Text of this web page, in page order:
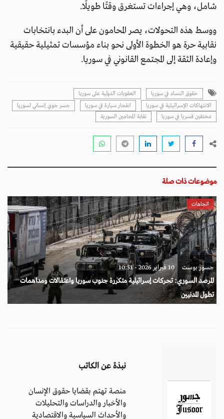
شامل، وهي إجراءات تستغرق وقتًا طويلًا.
ووسط هذه التحولات، يصر المحامون على أن البدء بانتخابات
نقابية حرة هو الخطوة الأولى نحو بناء مؤسسات تمثيلية حقيقية
وإعادة الثقة إلى المجتمع القانوني في سوريا.
حقوق النساء في سوريا
العقوبات الدولية على سوريا
الانتهاكات الإسرائيلية في سوريا
انفجار سيارة في سوريا
جسر جوي إنساني لسوريا
مختفين قسريا في سوريا
نقابة المحامين السورية
موضوعات ذات صلة
اتجاهات
جسور بوست 10 فبراير 2026 - 10:51
المرصد السوري: تحركات إسرائيلية متكررة جنوب سوريا واعتقالات ومداهمات
تطول المدنيين
نبذة عن الكاتب
منصة تهتم بقضايا حقوق الإنسان
والأخبار والدراسات والتحليلات
والأحداث السياسية والاقتصادية